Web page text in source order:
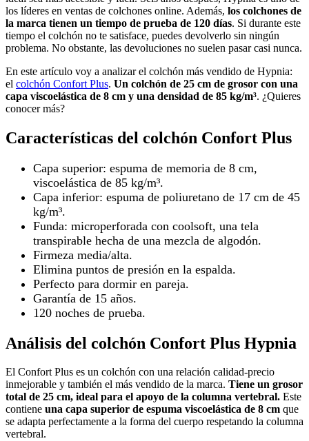
los líderes en ventas de colchones online. Además, los colchones de
la marca tienen un tiempo de prueba de 120 días. Si durante este
tiempo el colchón no te satisface, puedes devolverlo sin ningún
problema. No obstante, las devoluciones no suelen pasar casi nunca.
En este artículo voy a analizar el colchón más vendido de Hypnia:
el colchón Confort Plus. Un colchón de 25 cm de grosor con una
capa viscoelástica de 8 cm y una densidad de 85 kg/m³. ¿Quieres
conocer más?
Características del colchón Confort Plus
Capa superior: espuma de memoria de 8 cm,
viscoelástica de 85 kg/m³.
Capa inferior: espuma de poliuretano de 17 cm de 45
kg/m³.
Funda: microperforada con coolsoft, una tela
transpirable hecha de una mezcla de algodón.
Firmeza media/alta.
Elimina puntos de presión en la espalda.
Perfecto para dormir en pareja.
Garantía de 15 años.
120 noches de prueba.
Análisis del colchón Confort Plus Hypnia
El Confort Plus es un colchón con una relación calidad-precio
inmejorable y también el más vendido de la marca. Tiene un grosor
total de 25 cm, ideal para el apoyo de la columna vertebral. Este
contiene una capa superior de espuma viscoelástica de 8 cm que
se adapta perfectamente a la forma del cuerpo respetando la columna
vertebral.